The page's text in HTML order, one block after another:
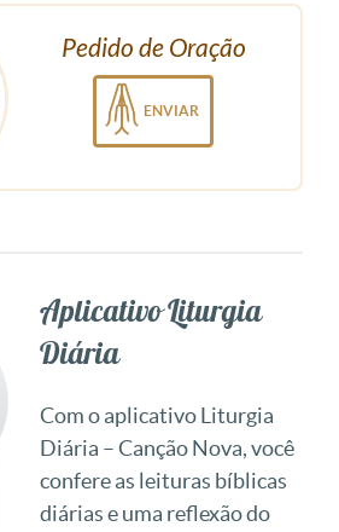
Pedido de Oração
ENVIAR
Aplicativo Liturgia
Diária
Com o aplicativo Liturgia
Diária – Canção Nova, você
confere as leituras bíblicas
diárias e uma reflexão do